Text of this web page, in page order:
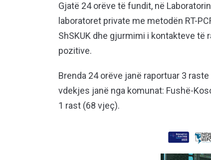
Gjatë 24 orëve të fundit, në
laboratoret private me metodën RT-
ShSKUK dhe gjurmimi i kontakteve
pozitive.
Brenda 24 orëve janë raportuar 3
vdekjes janë nga komunat: Fushë-
1 rast (68 vjeç).